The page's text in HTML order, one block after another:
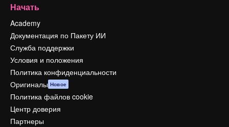
Начать
Academy
Документация по Пакету ИИ
Служба поддержки
Условия и положения
Политика конфиденциальности
Оригиналы Новое
Политика файлов cookie
Центр доверия
Партнеры